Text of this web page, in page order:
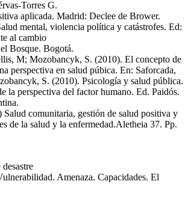
Torres G.
aplicada. Madrid: Declee de Brower.
mental, violencia política y catástrofes. Ed:
al cambio
Bosque. Bogotá.
M; Mozobancyk, S. (2010). El concepto de
perspectiva en salud púbica. En: Saforcada,
S. (2010). Psicología y salud pública.
la perspectiva del factor humano. Ed. Paidós.
Salud comunitaria, gestión de salud positiva y
de la salud y la enfermedad.Aletheia 37. Pp.
Amenaza. Capacidades. El